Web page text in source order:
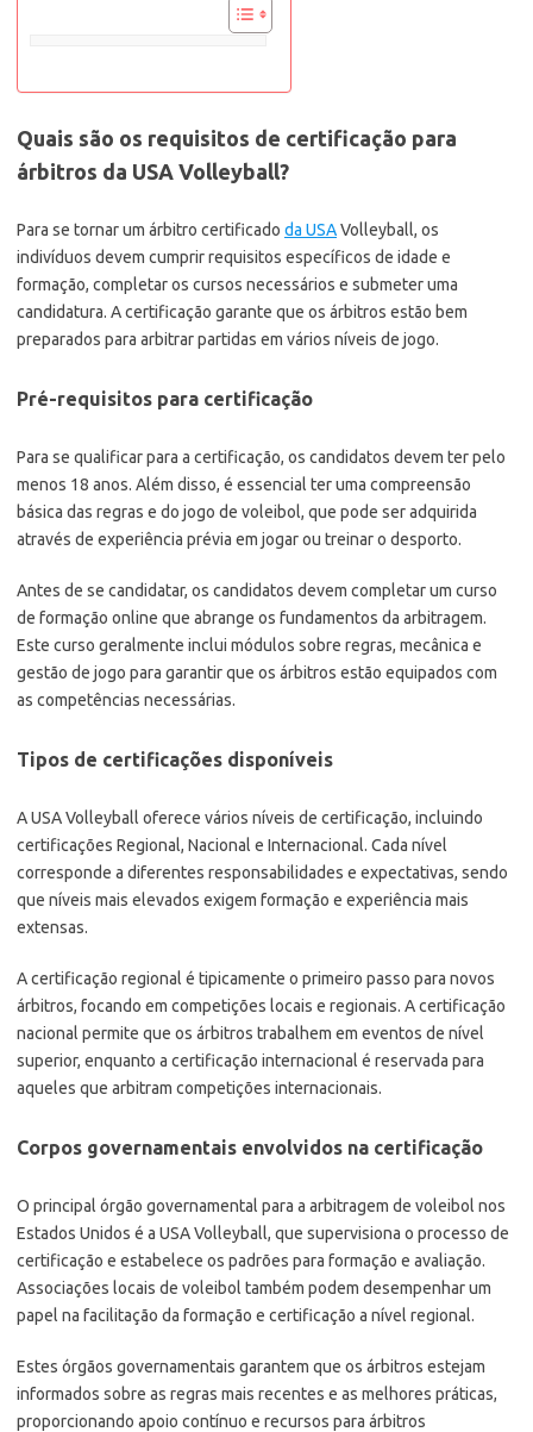
Quais são os requisitos de certificação para
árbitros da USA Volleyball?
Para se tornar um árbitro certificado da USAVolleyball, os
indivíduos devem cumprir requisitos específicos de idade e
formação, completar os cursos necessários e submeter uma
candidatura. A certificação garante que os árbitros estão bem
preparados para arbitrar partidas em vários níveis de jogo.
Pré-requisitos para certificação
Para se qualificar para a certificação, os candidatos devem ter pelo
menos 18 anos. Além disso, é essencial ter uma compreensão
básica das regras e do jogo de voleibol, que pode ser adquirida
através de experiência prévia em jogar ou treinar o desporto.
Antes de se candidatar, os candidatos devem completar um curso
de formação online que abrange os fundamentos da arbitragem.
Este curso geralmente inclui módulos sobre regras, mecânica e
gestão de jogo para garantir que os árbitros estão equipados com
as competências necessárias.
Tipos de certificações disponíveis
A USA Volleyball oferece vários níveis de certificação, incluindo
certificações Regional, Nacional e Internacional. Cada nível
corresponde a diferentes responsabilidades e expectativas, sendo
que níveis mais elevados exigem formação e experiência mais
extensas.
A certificação regional é tipicamente o primeiro passo para novos
árbitros, focando em competições locais e regionais. A certificação
nacional permite que os árbitros trabalhem em eventos de nível
superior, enquanto a certificação internacional é reservada para
aqueles que arbitram competições internacionais.
Corpos governamentais envolvidos na certificação
O principal órgão governamental para a arbitragem de voleibol nos
Estados Unidos é a USA Volleyball, que supervisiona o processo de
certificação e estabelece os padrões para formação e avaliação.
Associações locais de voleibol também podem desempenhar um
papel na facilitação da formação e certificação a nível regional.
Estes órgãos governamentais garantem que os árbitros estejam
informados sobre as regras mais recentes e as melhores práticas,
proporcionando apoio contínuo e recursos para árbitros